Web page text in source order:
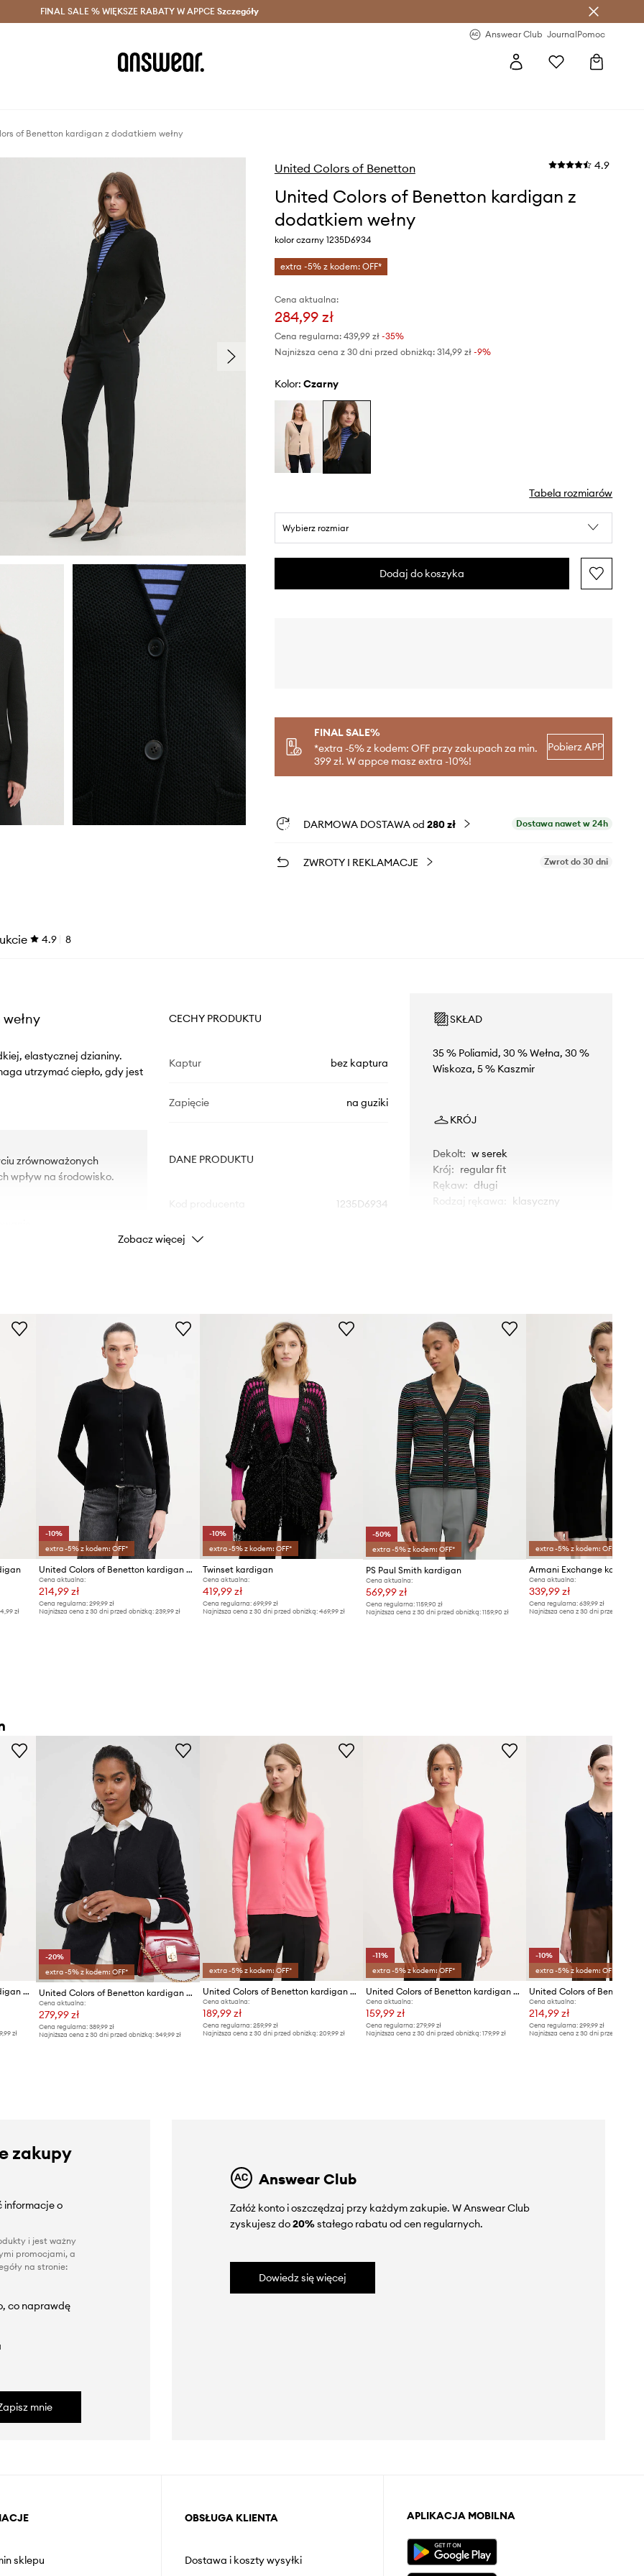
Oszczędzaj z Answear Club > Dostawa nawet w 24h >
FINAL SALE % WIĘKSZE RABATY W APPCE Szczegóły
Answear Club JournalPomoc
of Benetton kardigan z dodatkiem wełny
United Colors of Benetton 4.9
United Colors of Benetton kardigan z
dodatkiem wełny
kolor czarny 1235D6934
extra -5% z kodem: OFF*
Cena aktualna:
284,99 zł
Cena regularna: 439,99 zł-35%
Najniższa cena z 30 dni przed obniżką: 314,99 zł -9%
Kolor: czarny
Tabela rozmiarów
Wybierz rozmiar
Dodaj do koszyka
FINAL SALE%
*extra -5% z kodem: OFF przy zakupach za min.
399 zł. W appce masz extra -10%!
Pobierz APP
DARMOWA DOSTAWA od 280 zł Dostawa nawet w 24h
ZWROTY I REKLAMACJE Zwrot do 30 dni
4.9 8
elastycznej dzianiny.
utrzymać ciepło, gdy jest
zrównoważonych
wpływ na środowisko.
CECHY PRODUKTU
Kaptur bez kaptura
Zapięcie na guziki
DANE PRODUKTU
1235D6934
Kolor
Producent
SKŁAD
35 % Poliamid, 30 % Wełna, 30 %
Wiskoza, 5 % Kaszmir
KRÓJ
Dekolt: w serek
Krój: regular fit
Rękaw: długi
Rodzaj rękawa
klasyczny
mniejszego, niż nosisz zazwyczaj.
Rozmiary prezentowane w sklepie
zostały przeliczone na standardową,
europejską tabelę rozmiarową. Na
metce dostarczonego produktu
znajduje się oryginalne oznaczenie
producenta.
Tabela rozmiarów
Zobacz więcej
zł
-10%
extra -5% z kodem: OFF*
United Colors of Benetton kardigan damski bawełniany
Cena aktualna:
214,99 zł
Cena regularna: 299,99 zł
Najniższa cena z 30 dni przed obniżką: 239,99 zł
-10%
extra -5% z kodem: OFF*
Twinset kardigan
Cena aktualna:
419,99 zł
Cena regularna: 699,99 zł
Najniższa cena z 30 dni przed obniżką: 469,99 zł
-50%
extra -5% z kodem: OFF*
PS Paul Smith kardigan
Cena aktualna:
569,99 zł
Cena regularna:1159,90 zł
Najniższa cena z 30 dni przed obniżką:1159,90 zł
extra -5% z kodem: OFF*
Armani Exchange kardigan
Cena aktualna:
339,99 zł
Cena regularna: 639,99 zł
Najniższa cena z 30 dni przed obniżką:
United Colors of Benetton kardigan damski bawełniany
zł
-20%
extra -5% z kodem: OFF*
United Colors of Benetton kardigan wełniany
Cena aktualna:
279,99 zł
Cena regularna: 389,99 zł
Najniższa cena z 30 dni przed obniżką: 349,99 zł
extra -5% z kodem: OFF*
United Colors of Benetton kardigan bawełniany
Cena aktualna:
189,99 zł
Cena regularna: 259,99 zł
Najniższa cena z 30 dni przed obniżką: 209,99 zł
-11%
extra -5% z kodem: OFF*
United Colors of Benetton kardigan wełniany
Cena aktualna:
159,99 zł
Cena regularna:279,99 zł
Najniższa cena z 30 dni przed obniżką:179,99 zł
-10%
extra -5% z kodem: OFF*
Cena aktualna:
214,99 zł
Cena regularna: 299,99 zł
Najniższa cena z 30 dni przed obniżką:
zakupy
informacje o
i jest ważny
promocjami, a
na stronie:
co naprawdę
mnie
Answear Club
Załóż konto i oszczędzaj przy każdym zakupie. W Answear Club
zyskujesz do20%stałego rabatu od cen regularnych.
Dowiedz się więcej
sklepu
OBSŁUGA KLIENTA
Dostawa i koszty wysyłki
APLIKACJA MOBILNA